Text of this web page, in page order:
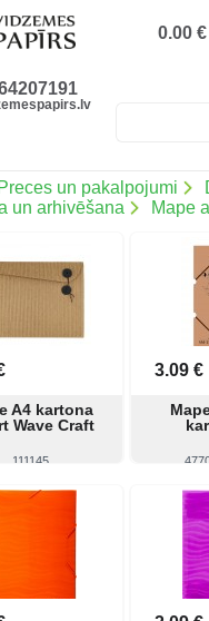
0.00€
Preces un pakalpojumi
un arhivēšana
Mape
A4 kartona
Wave Craft
111145
Pirkt
3.09 €